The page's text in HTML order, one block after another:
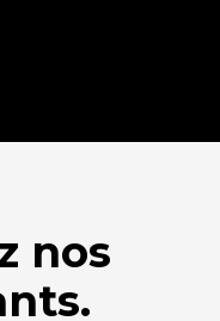
nos